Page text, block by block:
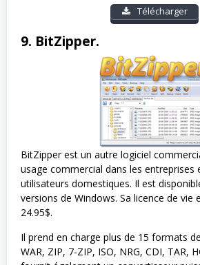
Télécharger
9. BitZipper.
BitZipper est un autre logiciel
usage commercial dans les entreprises
utilisateurs domestiques. Il est
versions de Windows. Sa licence de vie
24.95$.
Il prend en charge plus de 15 formats
WAR, ZIP, 7-ZIP, ISO, NRG, CDI, TAR,